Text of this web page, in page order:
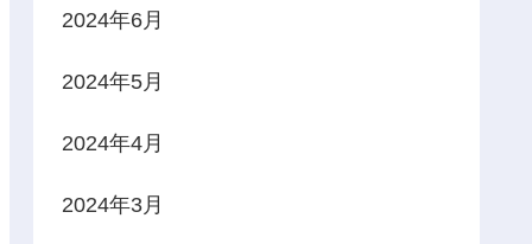
2024年6月
2024年5月
2024年4月
2024年3月